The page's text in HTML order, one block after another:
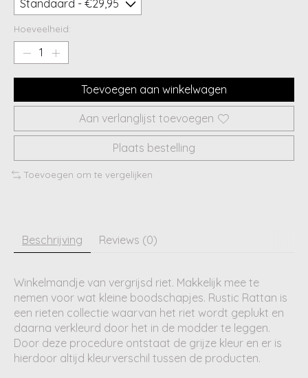
Hoeveelheid:
Toevoegen aan winkelwagen
Aan verlanglijst toevoegen
Plaats bestelling
Toevoegen om te vergelijken
Beschrijving Reviews (0)
Winkelmandje van vergrijsd riet. Makkelijk mee te
nemen voor wat kleine boodschapjes. Rustic Rattan is
een rieten collectie waarvan het riet wordt geplukt en
daarna verkleurd door het in de modder te leggen.
Door deze procedure ontstaat de grijze kleur en er is
hierdoor altijd kleurverschil tussen de producten.